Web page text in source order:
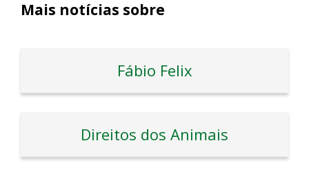
Mais notícias sobre
Fábio Felix
Direitos dos Animais